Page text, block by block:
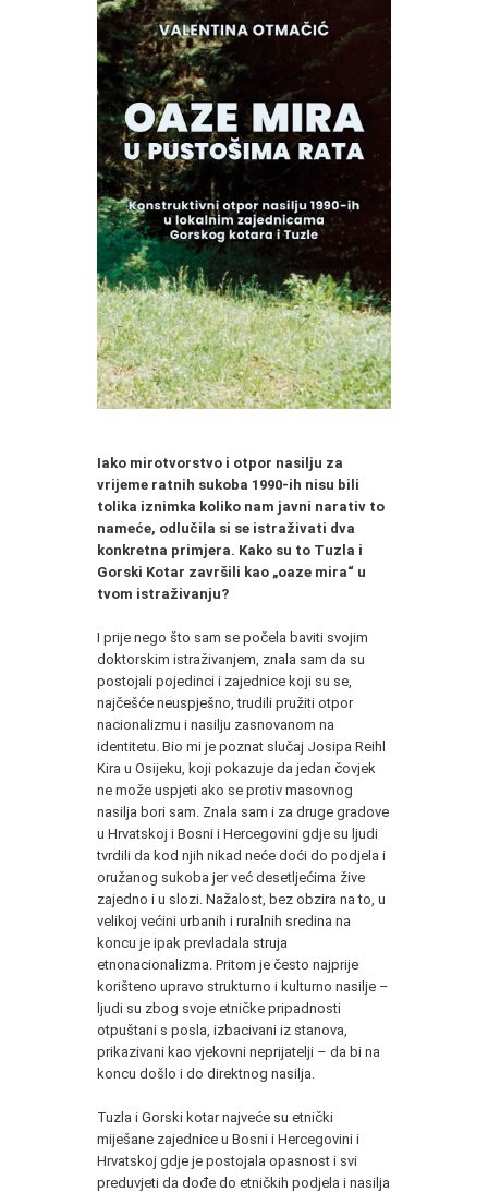
Iako mirotvorstvo i otpor nasilju za
vrijeme ratnih sukoba 1990-ih nisu bili
tolika iznimka koliko nam javni narativ to
nameće, odlučila si se istraživati dva
konkretna primjera. Kako su to Tuzla i
Gorski Kotar završili kao „oaze mira“ u
tvom istraživanju?
I prije nego što sam se počela baviti svojim
doktorskim istraživanjem, znala sam da su
postojali pojedinci i zajednice koji su se,
najčešće neuspješno, trudili pružiti otpor
nacionalizmu i nasilju zasnovanom na
identitetu. Bio mi je poznat slučaj Josipa Reihl
Kira u Osijeku, koji pokazuje da jedan čovjek
ne može uspjeti ako se protiv masovnog
nasilja bori sam. Znala sam i za druge gradove
u Hrvatskoj i Bosni i Hercegovini gdje su ljudi
tvrdili da kod njih nikad neće doći do podjela i
oružanog sukoba jer već desetljećima žive
zajedno i u slozi. Nažalost, bez obzira na to, u
velikoj većini urbanih i ruralnih sredina na
koncu je ipak prevladala struja
etnonacionalizma. Pritom je često najprije
korišteno upravo strukturno i kulturno nasilje –
ljudi su zbog svoje etničke pripadnosti
otpuštani s posla, izbacivani iz stanova,
prikazivani kao vjekovni neprijatelji – da bi na
koncu došlo i do direktnog nasilja.
Tuzla i Gorski kotar najveće su etnički
miješane zajednice u Bosni i Hercegovini i
Hrvatskoj gdje je postojala opasnost i svi
preduvjeti da dođe do etničkih podjela i nasilja